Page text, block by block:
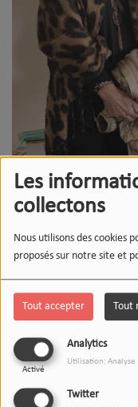
Les
collectons
Nous utilisons des cookies
proposés sur notre site et
Tout accepter Tout
Analytics
Activé
Utilisation: Analyse
Twitter